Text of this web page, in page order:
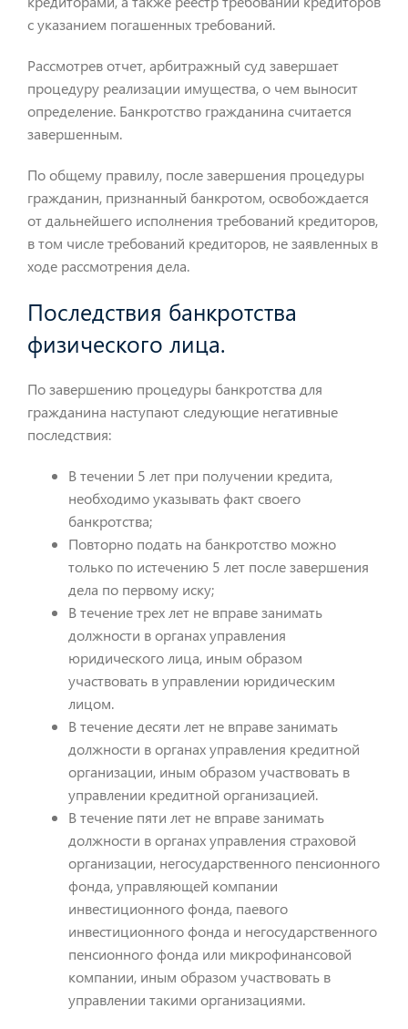
с указанием погашенных требований.
Рассмотрев отчет, арбитражный суд завершает
процедуру реализации имущества, о чем выносит
определение. Банкротство гражданина считается
завершенным.
По общему правилу, после завершения процедуры
гражданин, признанный банкротом, освобождается
от дальнейшего исполнения требований кредиторов,
в том числе требований кредиторов, не заявленных в
ходе рассмотрения дела.
Последствия банкротства
физического лица.
По завершению процедуры банкротства для
гражданина наступают следующие негативные
последствия:
В течении 5 лет при получении кредита,
необходимо указывать факт своего
банкротства;
Повторно подать на банкротство можно
только по истечению 5 лет после завершения
дела по первому иску;
В течение трех лет не вправе занимать
должности в органах управления
юридического лица, иным образом
участвовать в управлении юридическим
лицом.
В течение десяти лет не вправе занимать
должности в органах управления кредитной
организации, иным образом участвовать в
управлении кредитной организацией.
В течение пяти лет не вправе занимать
должности в органах управления страховой
организации, негосударственного пенсионного
фонда, управляющей компании
инвестиционного фонда, паевого
инвестиционного фонда и негосударственного
пенсионного фонда или микрофинансовой
компании, иным образом участвовать в
управлении такими организациями.